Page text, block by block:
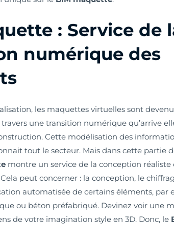
: Service de
numérique des
les maquettes virtuelles sont
travers une transition numérique qu’arrive
Cette modélisation des
tout le secteur. Mais dans cette partie
montre un service de la conception
peut concerner : la conception, le
automatisée de certains éléments, par
ou béton préfabriqué. Devinez voir une
de votre imagination style en 3D. Donc, le